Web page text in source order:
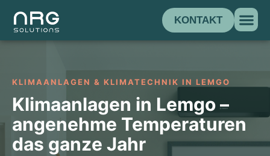
KONTAKT
KLIMAANLAGEN & KLIMATECHNIK IN LEMGO
Klimaanlagen in Lemgo –
angenehme Temperaturen
das ganze Jahr